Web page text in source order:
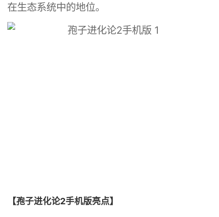
在生态系统中的地位。
【孢子进化论2手机版亮点】